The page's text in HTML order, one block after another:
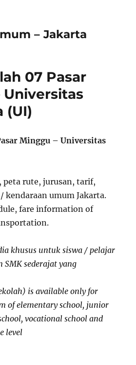
– Jakarta
07 Pasar
Universitas
(UI)
Minggu – Universitas
rute, jurusan, tarif,
kendaraan umum Jakarta.
fare information of
khusus untuk siswa / pelajar
SMK sederajat yang
is available only for
of elementary school, junior
vocational school and
level